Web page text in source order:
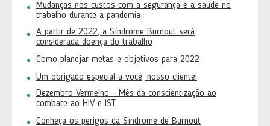
Mudanças nos custos com a segurança e a saúde no
trabalho durante a pandemia
A partir de 2022, a Síndrome Burnout será
considerada doença do trabalho
Como planejar metas e objetivos para 2022
Um obrigado especial a você, nosso cliente!
Dezembro Vermelho - Mês da conscientização ao
combate ao HIV e IST
Conheça os perigos da Síndrome de Burnout